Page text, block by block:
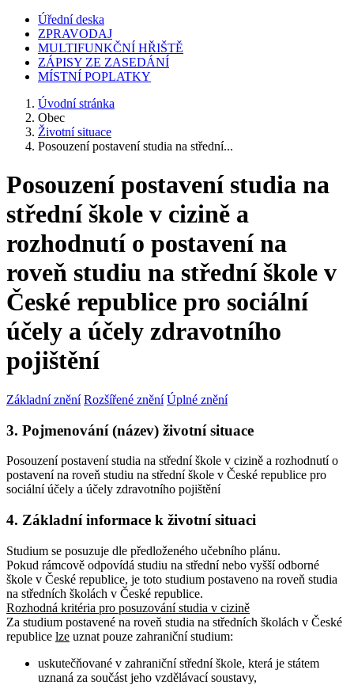
Úřední deska
ZPRAVODAJ
MULTIFUNKČNÍ HŘIŠTĚ
ZÁPISY ZE ZASEDÁNÍ
MÍSTNÍ POPLATKY
Úvodní stránka
Obec
Životní situace
Posouzení postavení studia na střední...
Posouzení postavení studia na
střední škole v cizině a
rozhodnutí o postavení na
roveň studiu na střední škole v
České republice pro sociální
účely a účely zdravotního
pojištění
Základní znění Rozšířené znění Úplné znění
3. Pojmenování (název) životní situace
Posouzení postavení studia na střední škole v cizině a rozhodnutí o
postavení na roveň studiu na střední škole v České republice pro
sociální účely a účely zdravotního pojištění
4. Základní informace k životní situaci
Studium se posuzuje dle předloženého učebního plánu.
Pokud rámcově odpovídá studiu na střední nebo vyšší odborné
škole v České republice, je toto studium postaveno na roveň studia
na středních školách v České republice.
Rozhodná kritéria pro posuzování studia v cizině
Za studium postavené na roveň studia na středních školách v České
republice lze uznat pouze zahraniční studium:
uskutečňované v zahraniční střední škole, která je státem
uznaná za součást jeho vzdělávací soustavy,